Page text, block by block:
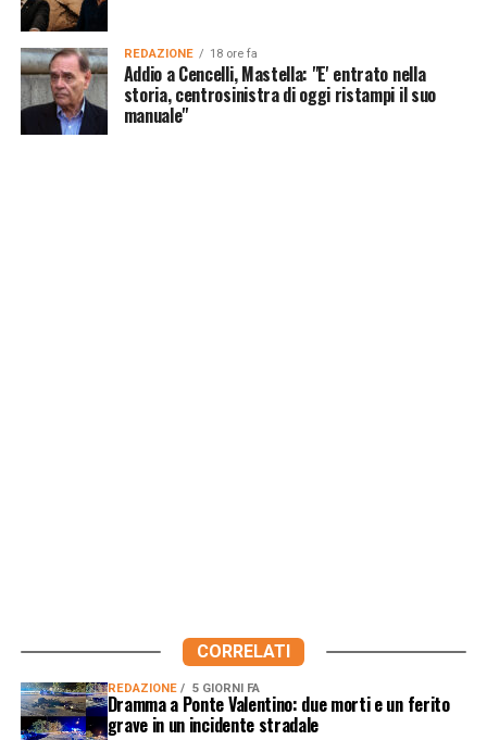
REDAZIONE 18 ore fa
Addio a Cencelli, Mastella: "E' entrato nella
storia, centrosinistra di oggi ristampi il suo
manuale"
CORRELATI
REDAZIONE 5 GIORNI FA
Dramma a Ponte Valentino: due morti e un ferito
grave in un incidente stradale